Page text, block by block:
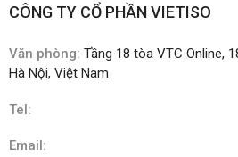
CÔNG TY CỔ PHẦN VIETISO
Văn phòng: Tầng 18 tòa VTC Online,
Hà Nội, Việt Nam
Tel:
Email: